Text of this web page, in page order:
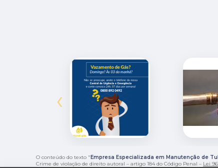
‹
O conteúdo do texto " Empresa Especializada em Manutenção de
Crime de violação de direito autoral – artigo 184 do Código Penal – Lei